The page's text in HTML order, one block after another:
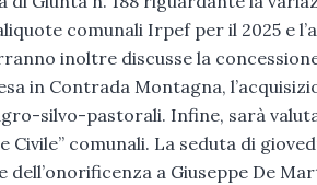
comunali Irpef per il 2025 e
inoltre discusse la
in Contrada Montagna,
silvo-pastorali. Infine, sarà
comunali. La seduta di
dell’onorificenza a Giuseppe De